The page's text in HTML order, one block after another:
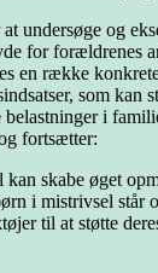
undersøge og
for forældrenes
en række
som kan
i
fortsætter:
kan skabe øget
i mistrivsel står
til at støtte